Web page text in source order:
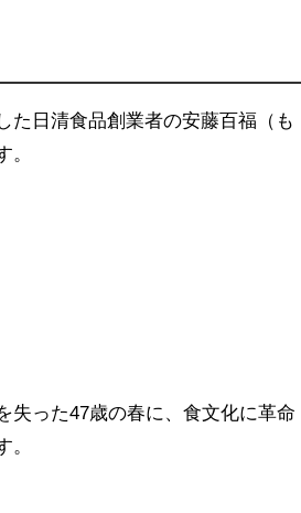
た日清食品創業者の安藤百福（も
。
失った47歳の春に、食文化に革命
。